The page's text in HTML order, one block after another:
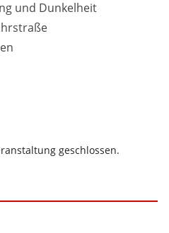
und Dunkelheit
geschlossen.